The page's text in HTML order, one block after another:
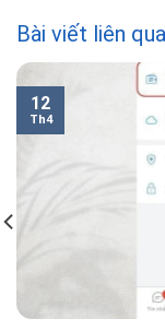
Bài viết liên
12
Th4